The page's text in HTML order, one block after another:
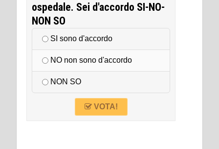
ospedale. Sei d'accordo SI-NO-
NON SO
SI sono d'accordo
NO non sono d'accordo
NON SO
VOTA!